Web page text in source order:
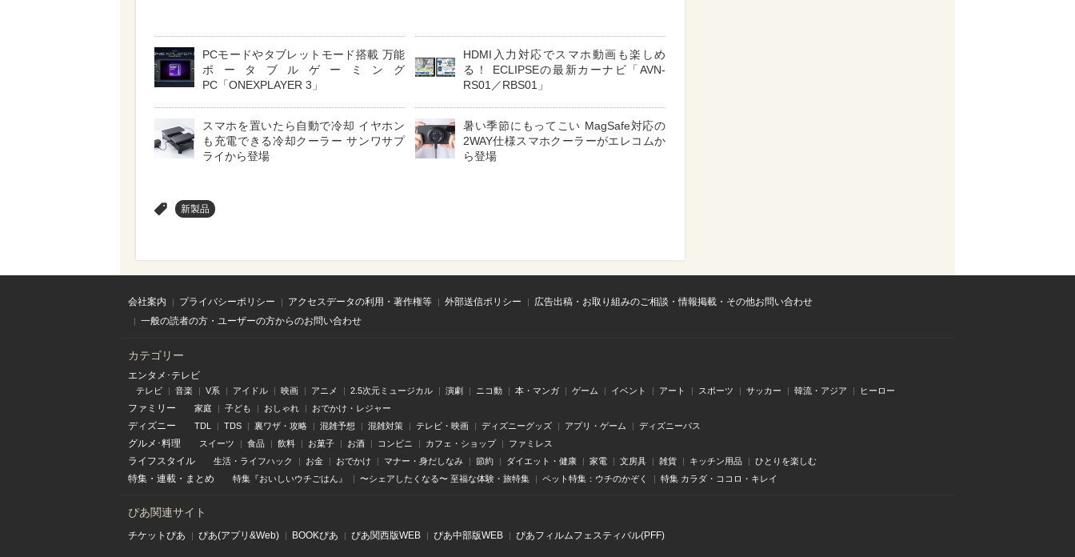
PCモードやタブレットモード搭載 万能
ポータブルゲーミング
PC「ONEXPLAYER 3」
HDMI入力対応でスマホ動画も楽しめ
る！ ECLIPSEの最新カーナビ「AVN-
RS01／RBS01」
スマホを置いたら自動で冷却 イヤホン
も充電できる冷却クーラー サンワサプ
ライから登場
暑い季節にもってこい MagSafe対応の
2WAY仕様スマホクーラーがエレコムか
ら登場
新製品
会社案内 プライバシーポリシー アクセスデータの利用・著作権等 外部送信ポリシー
広告出稿・お取り組みのご相談・情報掲載・その他お問い合わせ
一般の読者の方・ユーザーの方からのお問い合わせ
カテゴリー
エンタメ･テレビ
テレビ 音楽 V系 アイドル 映画 アニメ 2.5次元ミュージカル 演劇 ニコ動 本・マンガ ゲーム イベント アート スポーツ サッカー 韓流・アジア ヒーロー
ファミリー 家庭 子ども おしゃれ おでかけ・レジャー
ディズニー TDL TDS 裏ワザ・攻略 混雑予想 混雑対策 テレビ・映画 ディズニーグッズ アプリ・ゲーム ディズニーパス
グルメ･料理 スイーツ 食品 飲料 お菓子 お酒 コンビニ カフェ・ショップ ファミレス
ライフスタイル 生活・ライフハック お金 おでかけ マナー・身だしなみ 節約 ダイエット・健康 家電 文房具 雑貨 キッチン用品 ひとりを楽しむ
特集 ・ 連載 ・ まとめ 特集『おいしいウチごはん』 〜シェアしたくなる〜 至福な体験・旅特集 ペット特集：ウチのかぞく 特集 カラダ・ココロ・キレイ
ぴあ関連サイト
チケットぴあ ぴあ(アプリ&Web) BOOKぴあ ぴあ関⻄版WEB ぴあ中部版WEB ぴあフィルムフェスティバル(PFF)